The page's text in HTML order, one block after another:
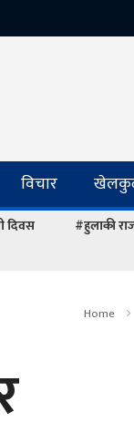
विचार
दिवस #हुलाकी
Home